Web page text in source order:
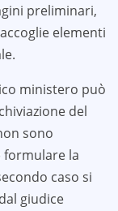
preliminari,
elementi
ministero può
del
sono
formulare la
caso si
giudice